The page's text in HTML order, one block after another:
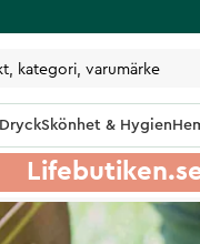
Skönhet & Hygien